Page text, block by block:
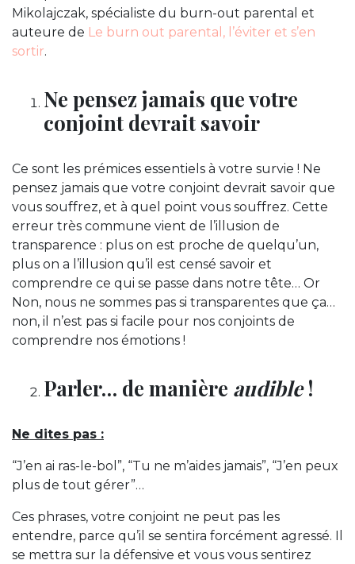
Mikolajczak, spécialiste du burn-out parental et
auteure de Le burn out parental, l’éviter et s’en
sortir.
Ne pensez jamais que votre
conjoint devrait savoir
Ce sont les prémices essentiels à votre survie ! Ne
pensez jamais que votre conjoint devrait savoir que
vous souffrez, et à quel point vous souffrez. Cette
erreur très commune vient de l’illusion de
transparence : plus on est proche de quelqu’un,
plus on a l’illusion qu’il est censé savoir et
comprendre ce qui se passe dans notre tête… Or
Non, nous ne sommes pas si transparentes que ça…
non, il n’est pas si facile pour nos conjoints de
comprendre nos émotions !
Parler… de manière audible!
Ne dites pas :
“J’en ai ras-le-bol”, “Tu ne m’aides jamais”, “J’en peux
plus de tout gérer”…
Ces phrases, votre conjoint ne peut pas les
entendre, parce qu’il se sentira forcément agressé. Il
se mettra sur la défensive et vous vous sentirez